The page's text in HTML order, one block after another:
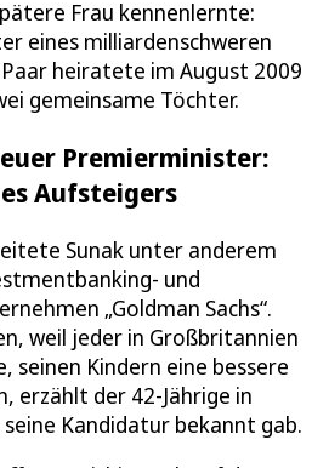
Frau kennenlernte:
eines milliardenschweren
heiratete im August 2009
gemeinsame Töchter.
Premierminister:
Aufsteigers
Sunak unter anderem
und
„Goldman Sachs“.
weil jeder in Großbritannien
seinen Kindern eine bessere
erzählt der 42-Jährige in
Kandidatur bekannt gab.